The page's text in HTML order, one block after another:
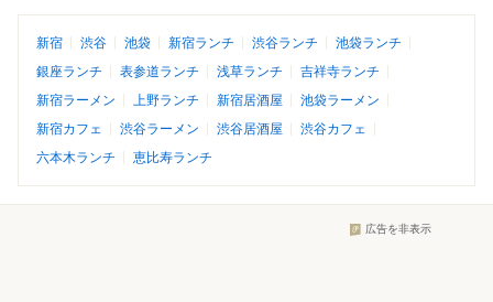
新宿 渋谷 池袋 新宿ランチ 渋谷ランチ
池袋ランチ
銀座ランチ
表参道ランチ 浅草ランチ
吉祥寺ランチ
新宿ラーメン
上野ランチ 新宿居酒屋
池袋ラーメン
新宿カフェ
渋谷ラーメン 渋谷居酒屋
渋谷カフェ
六本木ランチ
恵比寿ランチ
広告を非表示